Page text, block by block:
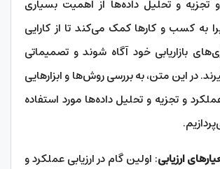
و تجزیه و تحلیل داده‌ها از اهمیت بسیاری
به کسب و کارها کمک می‌کند تا از کارایی
بازاریابی خود آگاه شوند و تصمیماتی
در این متن، به بررسی روش‌ها و ابزارهایی
و تجزیه و تحلیل داده‌ها مورد استفاده
ارزیابی: اولین گام در ارزیابی عملکرد و